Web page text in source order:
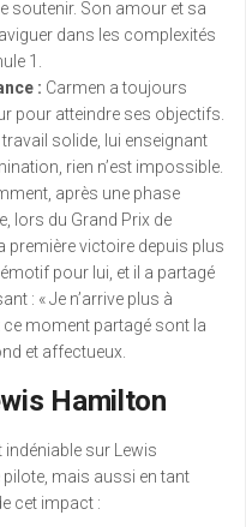
soutenir. Son amour et sa
dans les complexités
1.
: Carmen a toujours
pour atteindre ses objectifs.
solide, lui enseignant
rien n’est impossible.
après une phase
lors du Grand Prix de
première victoire depuis plus
pour lui, et il a partagé
: « Je n’arrive plus à
ce moment partagé sont la
et affectueux.
Hamilton
indéniable sur Lewis
mais aussi en tant
cet impact :